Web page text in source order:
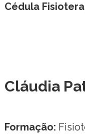
Cédula
Cláudia
Formação: